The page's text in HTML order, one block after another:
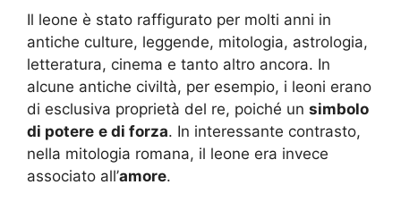
Il leone è stato raffigurato per molti anni in
antiche culture, leggende, mitologia, astrologia,
letteratura, cinema e tanto altro ancora. In
alcune antiche civiltà, per esempio, i leoni erano
di esclusiva proprietà del re, poiché un simbolo
di potere e di forza. In interessante contrasto,
nella mitologia romana, il leone era invece
associato all’amore.